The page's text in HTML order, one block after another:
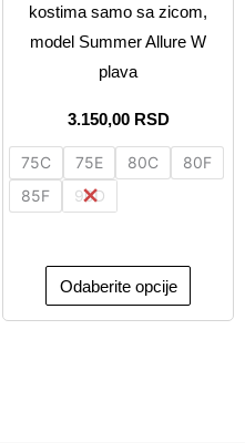
kostima samo sa zicom,
model Summer Allure W
plava
3.150,00 RSD
75C 75E 80C
80F
85F
90D
Odaberite opcije